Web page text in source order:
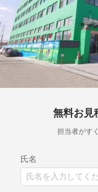
無料お見
担当者がす
氏名